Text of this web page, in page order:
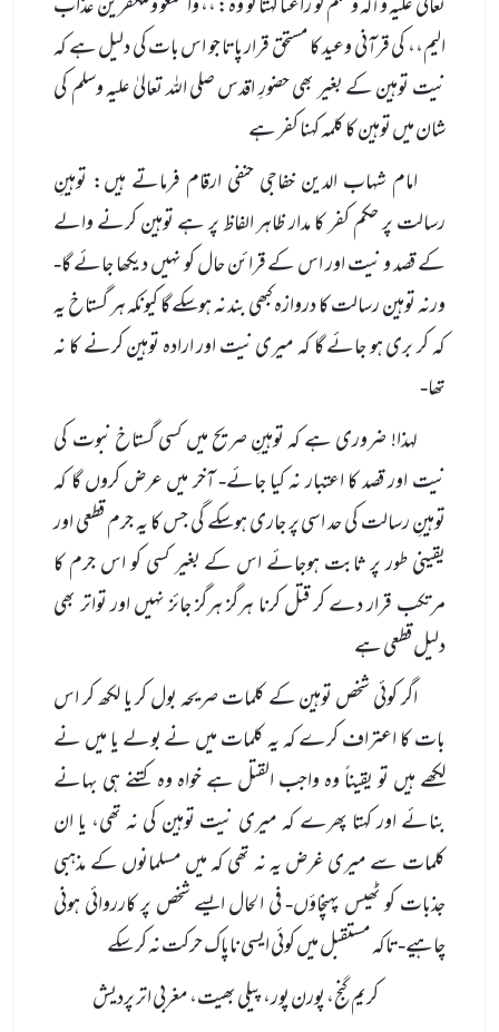
الیم،، کی قرآنی وعید کا مستحق قرار پاتا جو اس بات کی دلیل ہے کہ
نیت توہین کے بغیر بھی حضورِ اقدس صلی الله تعالیٰ علیہ وسلم کی
شان میں توہین کا کلمہ کہنا کفر ہے
امام شہاب الدین خفاجی حنفی ارقام فرماتے ہیں: توہینِ
رسالت پر حکم کفر کا مدار ظاہر الفاظ پر ہے توہین کرنے والے
کے قصد و نیت اور اس کے قرائن حال کو نہیں دیکھا جائے گا-
ورنہ توہین رسالت کا دروازہ کبھی بند نہ ہوسکے گا کیونکہ ہر گستاخ یہ
کہ کر بری ہو جائے گا کہ میری نیت اور ارادہ توہین کرنے کا نہ
تھا-
لہذا! ضروری ہے کہ توہینِ صریح میں کسی گستاخ نبوت کی
نیت اور قصد کا اعتبار نہ کیا جائے- آخر میں عرض کروں گا کہ
توہینِ رسالت کی حد اسی پر جاری ہوسکے گی جس کا یہ جرم قطعی اور
یقینی طور پر ثابت ہوجائے اس کے بغیر کسی کو اس جرم کا
مرتکب قرار دے کر قتل کرنا ہرگز ہرگز جائز نہیں اور تواتر بھی
دلیل قطعی ہے
اگر کوئی شخص توہین کے کلمات صریحہ بول کر یا لکھ کر اس
بات کا اعتراف کرے کہ یہ کلمات میں نے بولے یا میں نے
لکھے ہیں تو یقیناً وہ واجب القتل ہے خواہ وہ کتنے ہی بہانے
بنائے اور کہتا پھرے کہ میری نیت توہین کی نہ تھی، یا ان
کلمات سے میری غرض یہ نہ تھی کہ میں مسلمانوں کے مذہبی
جذبات کو ٹھیس پہنچاؤں- فی الحال ایسے شخص پر کارروائی ہونی
چاہیے-تاکہ مستقبل میں کوئی ایسی ناپاک حرکت نہ کر سکے
کریم گنج، پورن پور، پیلی بھیت، مغربی اتر پردیش